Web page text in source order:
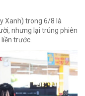
Xanh) trong 6/8 là
nhưng lại trúng phiên
trước.